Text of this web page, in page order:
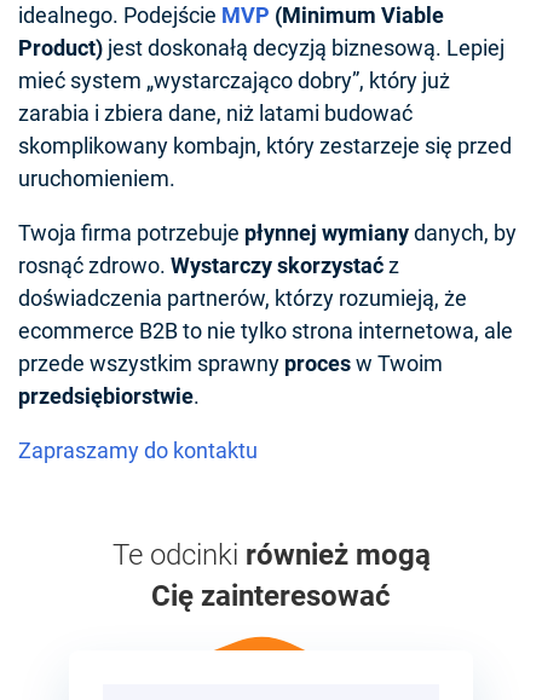
idealnego. Podejście MVP (Minimum Viable
Product) jest doskonałą decyzją biznesową. Lepiej
mieć system „wystarczająco dobry”, który już
zarabia i zbiera dane, niż latami budować
skomplikowany kombajn, który zestarzeje się przed
uruchomieniem.
Twoja firma potrzebuje płynnej wymianydanych, by
rosnąć zdrowo. Wystarczy skorzystaćz
doświadczenia partnerów, którzy rozumieją, że
ecommerce B2B to nie tylko strona internetowa, ale
przede wszystkim sprawny procesw Twoim
przedsiębiorstwie.
Zapraszamy do kontaktu
Te odcinki również mogą
Cię zainteresować